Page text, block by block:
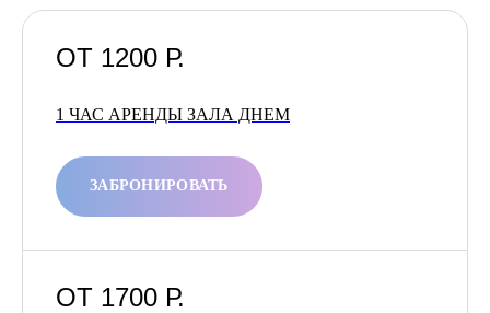
1 ЧАС АРЕНДЫ ЗАЛА ДНЕМ
ОТ 1200 Р.
ЗАБРОНИРОВАТЬ
ОТ 1700 Р.